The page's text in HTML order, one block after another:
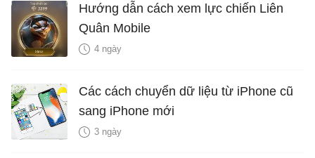
Hướng dẫn cách xem lực chiến Liên
Quân Mobile
4 ngày
Các cách chuyển dữ liệu từ iPhone cũ
sang iPhone mới
3 ngày